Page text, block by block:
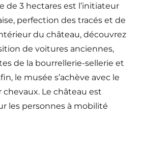
de 3 hectares est l’initiateur
perfection des tracés et de
du château, découvrez
de voitures anciennes,
de la bourrellerie-sellerie et
le musée s’achève avec le
Le château est
les personnes à mobilité